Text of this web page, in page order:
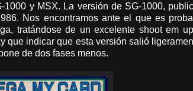
y MSX. La versión de SG-1000,
Nos encontramos ante el que es
tratándose de un excelente shoot em
que indicar que esta versión salió
de dos fases menos.